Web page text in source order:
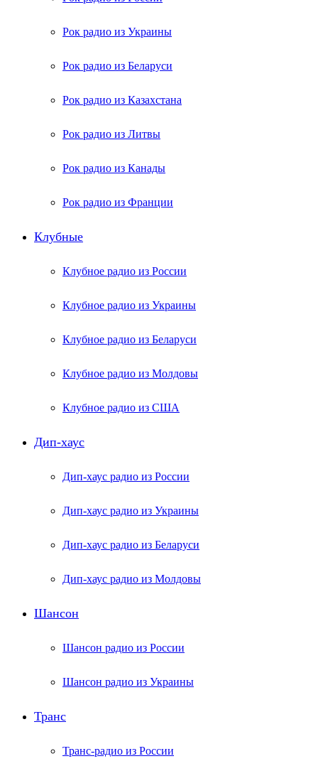
Рок радио из Украины
Рок радио из Беларуси
Рок радио из Казахстана
Рок радио из Литвы
Рок радио из Канады
Рок радио из Франции
Клубные
Клубное радио из России
Клубное радио из Украины
Клубное радио из Беларуси
Клубное радио из Молдовы
Клубное радио из США
Дип-хаус
Дип-хаус радио из России
Дип-хаус радио из Украины
Дип-хаус радио из Беларуси
Дип-хаус радио из Молдовы
Шансон
Шансон радио из России
Шансон радио из Украины
Транс
Транс-радио из России